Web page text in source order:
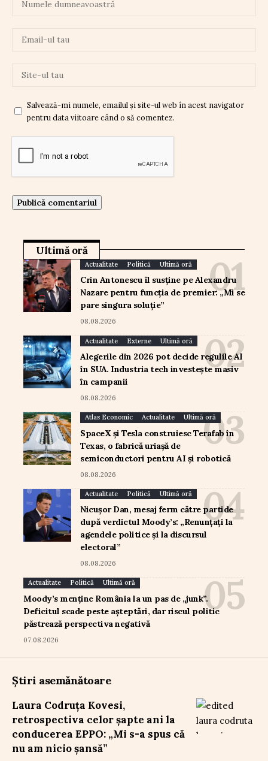
Salvează-mi numele, emailul și site-ul web în acest navigator
pentru data viitoare când o să comentez.
Ultimă oră
Actualitate Politică Ultimă oră
Crin Antonescu îl susține pe Alexandru
Nazare pentru funcția de premier: „Mi se
pare singura soluție”
08.08.2026
Actualitate Externe Ultimă oră
Alegerile din 2026 pot decide regulile AI
în SUA. Industria tech investește masiv
în campanii
08.08.2026
Atlas Economic Actualitate Ultimă oră
SpaceX și Tesla construiesc Terafab în
Texas, o fabrică uriașă de
semiconductori pentru AI și robotică
08.08.2026
Actualitate Politică Ultimă oră
Nicușor Dan, mesaj ferm către partide
după verdictul Moody’s: „Renunțați la
agendele politice și la discursul
electoral”
08.08.2026
Actualitate Politică Ultimă oră
Moody’s menține România la un pas de „junk”.
Deficitul scade peste așteptări, dar riscul politic
păstrează perspectiva negativă
07.08.2026
Știri asemănătoare
Laura Codruța Kovesi,
retrospectiva celor șapte ani la
conducerea EPPO: „Mi s-a spus că
nu am nicio șansă”